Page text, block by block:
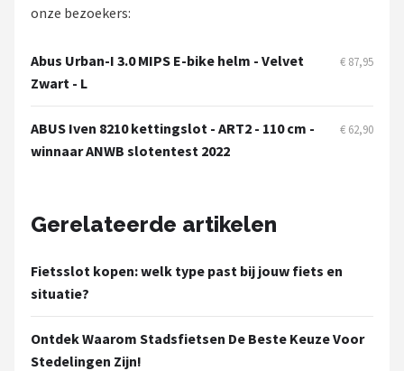
onze bezoekers:
Abus Urban-I 3.0 MIPS E-bike helm - Velvet
Zwart - L
€ 87,95
ABUS Iven 8210 kettingslot - ART2 - 110 cm -
winnaar ANWB slotentest 2022
€ 62,90
Gerelateerde artikelen
Fietsslot kopen: welk type past bij jouw fiets en
situatie?
Ontdek Waarom Stadsfietsen De Beste Keuze Voor
Stedelingen Zijn!